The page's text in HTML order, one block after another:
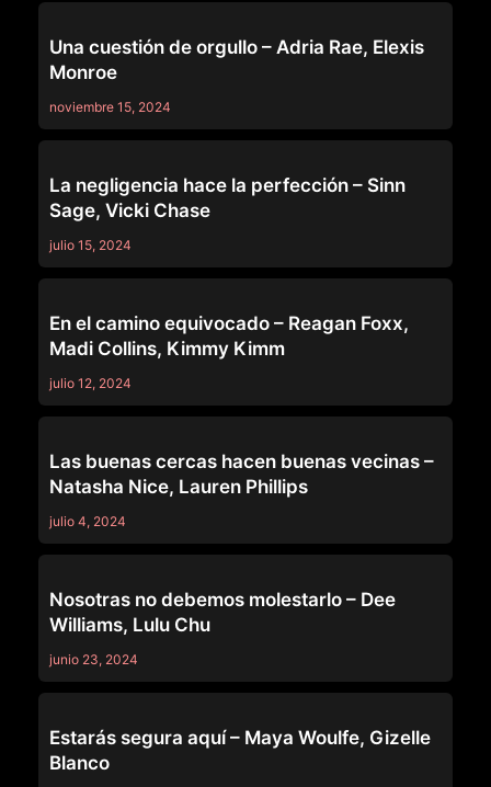
Una cuestión de orgullo – Adria Rae, Elexis
Monroe
noviembre 15, 2024
La negligencia hace la perfección – Sinn
Sage, Vicki Chase
julio 15, 2024
En el camino equivocado – Reagan Foxx,
Madi Collins, Kimmy Kimm
julio 12, 2024
Las buenas cercas hacen buenas vecinas –
Natasha Nice, Lauren Phillips
julio 4, 2024
Nosotras no debemos molestarlo – Dee
Williams, Lulu Chu
junio 23, 2024
Estarás segura aquí – Maya Woulfe, Gizelle
Blanco